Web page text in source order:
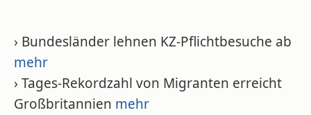
› Bundesländer lehnen KZ-Pflichtbesuche ab
mehr
› Tages-Rekordzahl von Migranten erreicht
Großbritannien mehr